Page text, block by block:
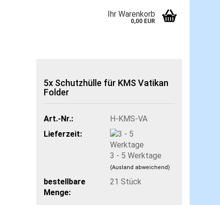
Ihr Warenkorb
0,00 EUR
5x Schutzhülle für KMS Vatikan
Folder
Art.-Nr.:
H-KMS-VA
Lieferzeit:
3 - 5 Werktage
(Ausland abweichend)
bestellbare
Menge:
21 Stück